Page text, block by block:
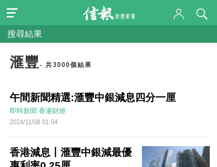
搜尋結果
滙豐 - 共3000個結果
午間新聞精選:滙豐中銀減息四分一厘
即時新聞 香港財經
2024/11/08 01:04
香港減息丨滙豐中銀減最優